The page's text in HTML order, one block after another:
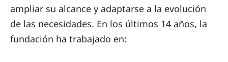
ampliar su alcance y adaptarse a la evolución
de las necesidades. En los últimos 14 años, la
fundación ha trabajado en: